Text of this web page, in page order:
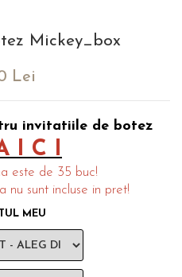
Mickey_box
Lei
invitatiile de botez
I C I
este de 35 buc!
nu sunt incluse in pret!
MEU